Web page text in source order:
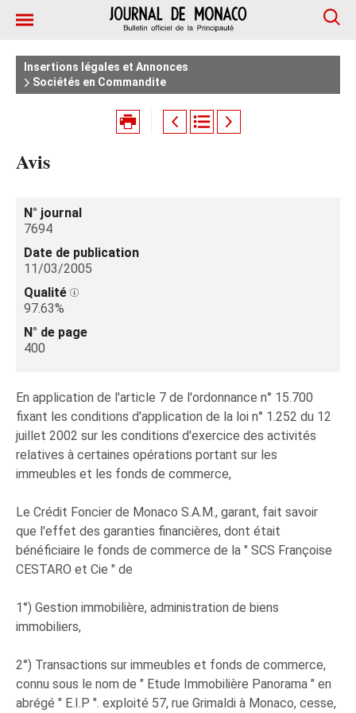
Insertions légales et Annonces
Sociétés en Commandite
Avis
N° journal
7694
Date de publication
11/03/2005
Qualité
97.63%
N° de page
400
En application de l'article 7 de l'ordonnance n° 15.700
fixant les conditions d'application de la loi n° 1.252 du 12
juillet 2002 sur les conditions d'exercice des activités
relatives à certaines opérations portant sur les
immeubles et les fonds de commerce,
Le Crédit Foncier de Monaco S.A.M., garant, fait savoir
que l'effet des garanties financières, dont était
bénéficiaire le fonds de commerce de la " SCS Françoise
CESTARO et Cie " de
1°) Gestion immobilière, administration de biens
immobiliers,
2°) Transactions sur immeubles et fonds de commerce,
connu sous le nom de " Etude Immobilière Panorama " en
abrégé " E.I.P ". exploité 57, rue Grimaldi à Monaco, cesse,